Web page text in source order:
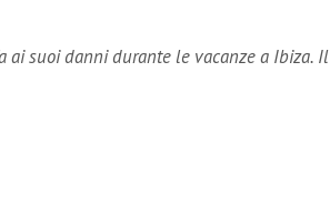
suoi danni durante le vacanze a Ibiza. Il